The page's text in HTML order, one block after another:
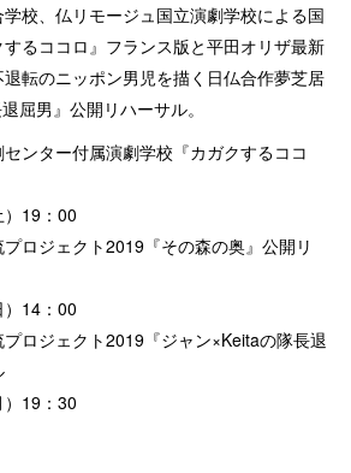
校、仏リモージュ国立演劇学校による国
るココロ』フランス版と平田オリザ最新
転のニッポン男児を描く日仏合作夢芝居
屈男』公開リハーサル。
ンター付属演劇学校『カガクするココ
19：00
ロジェクト2019『その森の奥』公開リ
14：00
ロジェクト2019『ジャン×Keitaの隊長退
19：30